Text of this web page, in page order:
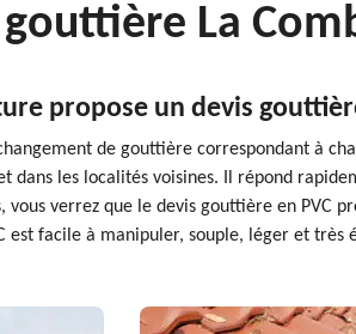
La
propose un devis
de gouttière correspondant à
les localités voisines. Il répond
verrez que le devis gouttière en PVC
est facile à manipuler, souple, léger et très